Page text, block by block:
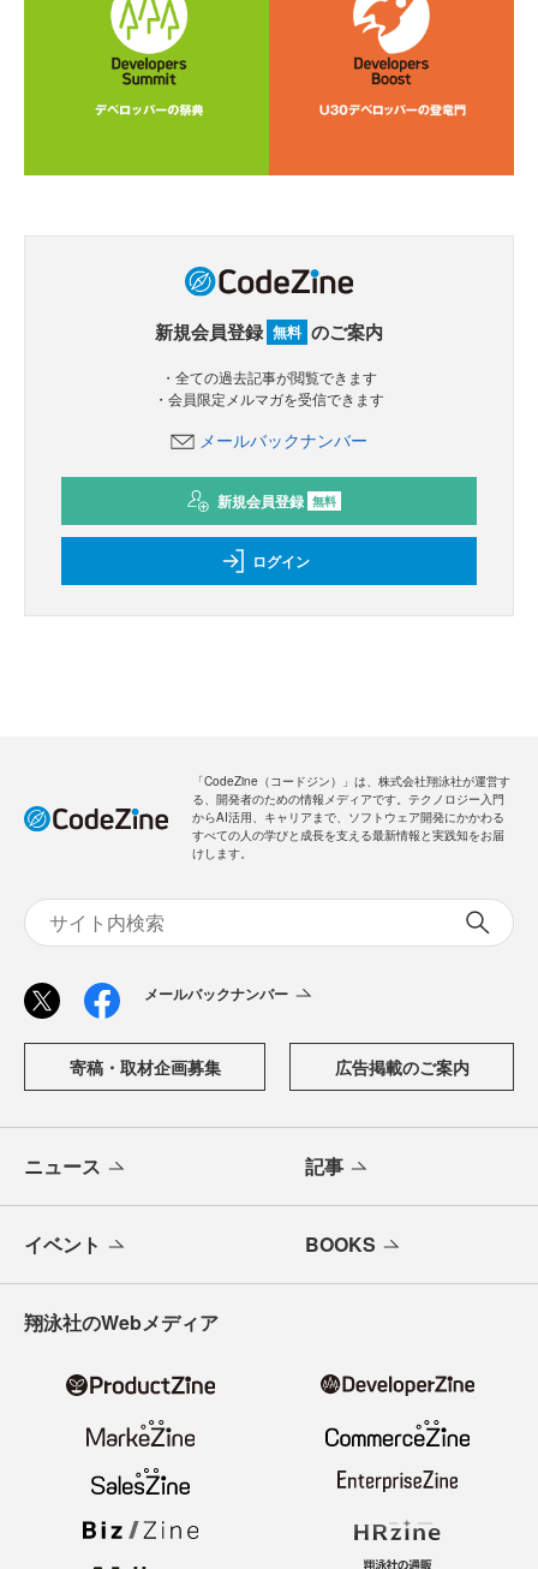
新規会員登録 無料 のご案内
・全ての過去記事が閲覧できます
・会員限定メルマガを受信できます
メールバックナンバー
新規会員登録 無料
ログイン
「CodeZine（コードジン）」は、株式会社翔泳社が運営す
る、開発者のための情報メディアです。テクノロジー入門
からAI活用、キャリアまで、ソフトウェア開発にかかわる
すべての人の学びと成長を支える最新情報と実践知をお届
けします。
メールバックナンバー
寄稿・取材企画募集 広告掲載のご案内
ニュース 記事
イベント BOOKS
翔泳社のWebメディア